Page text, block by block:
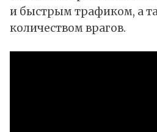
и быстрым трафиком, а
количеством врагов.